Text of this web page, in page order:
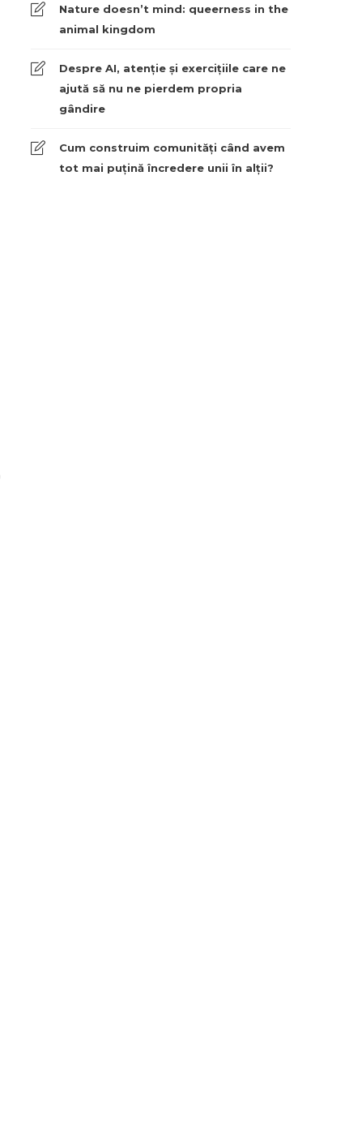
Nature doesn’t mind: queerness in the
animal kingdom
Despre AI, atenție și exercițiile care ne
ajută să nu ne pierdem propria
gândire
Cum construim comunități când avem
tot mai puțină încredere unii în alții?